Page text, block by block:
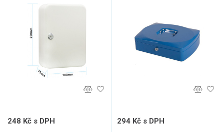
248 Kč s DPH 294 Kč s DPH